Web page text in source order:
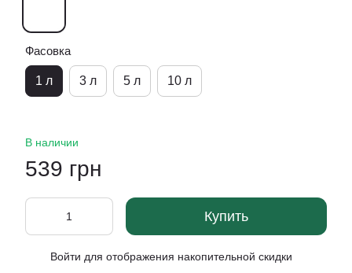
Фасовка
1 л 3 л 5 л 10 л
В наличии
539 грн
Купить
Войти для отображения накопительной скидки